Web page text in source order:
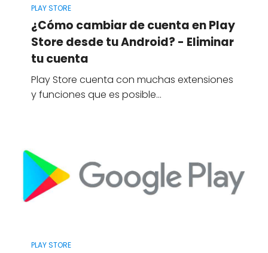
PLAY STORE
¿Cómo cambiar de cuenta en Play
Store desde tu Android? - Eliminar
tu cuenta
Play Store cuenta con muchas extensiones
y funciones que es posible…
PLAY STORE